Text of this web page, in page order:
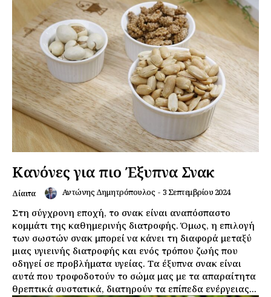
Κανόνες για πιο Έξυπνα Σνακ
Δίαιτα Αντώνης Δημητρόπουλος - 3 Σεπτεμβρίου 2024
Στη σύγχρονη εποχή, το σνακ είναι αναπόσπαστο
κομμάτι της καθημερινής διατροφής. Όμως, η επιλογή
των σωστών σνακ μπορεί να κάνει τη διαφορά μεταξύ
μιας υγιεινής διατροφής και ενός τρόπου ζωής που
οδηγεί σε προβλήματα υγείας. Τα έξυπνα σνακ είναι
αυτά που τροφοδοτούν το σώμα μας με τα απαραίτητα
θρεπτικά συστατικά, διατηρούν τα επίπεδα ενέργειας...